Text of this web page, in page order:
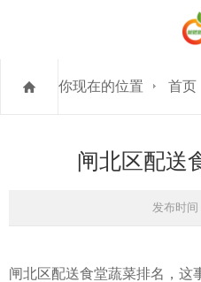
你现在的位置 首页
闸北区配送
发布时间
闸北区配送食堂蔬菜排名，这